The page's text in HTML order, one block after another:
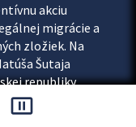
akciu
migrácie a
zložiek. Na
Šutaja
republiky
partnermi.
pause_presentation